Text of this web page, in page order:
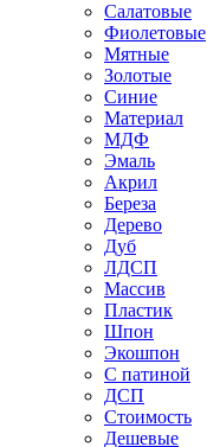
Салатовые
Фиолетовые
Мятные
Золотые
Синие
Материал
МДФ
Эмаль
Акрил
Береза
Дерево
Дуб
ЛДСП
Массив
Пластик
Шпон
Экошпон
С патиной
ДСП
Стоимость
Дешевые